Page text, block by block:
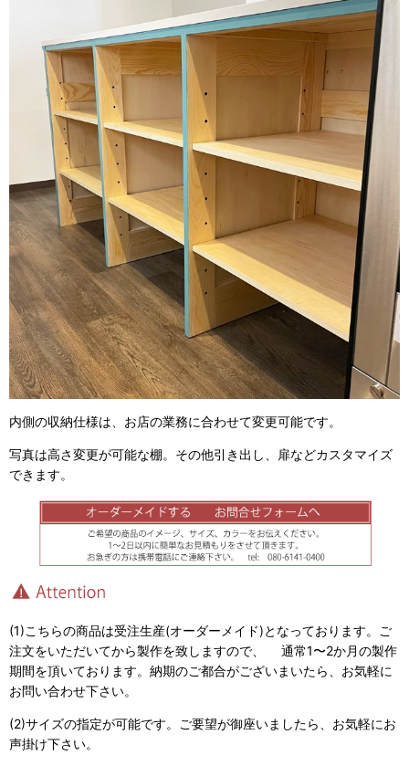
内側の収納仕様は、お店の業務に合わせて変更可能です。
写真は高さ変更が可能な棚。その他引き出し、扉などカスタマイズ
できます。
(1)こちらの商品は受注生産(オーダーメイド)となっております。ご
注文をいただいてから製作を致しますので、 通常1〜2か月の製作
期間を頂いております。納期のご都合がございまいたら、お気軽に
お問い合わせ下さい。
(2)サイズの指定が可能です。ご要望が御座いましたら、お気軽にお
声掛け下さい。